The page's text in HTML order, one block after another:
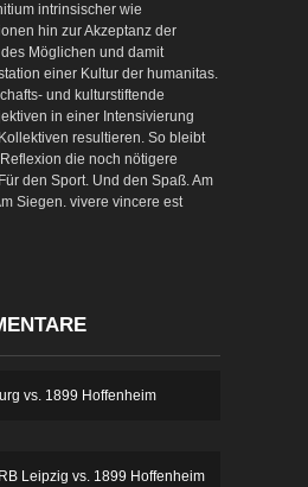
intrinsischer wie
hin zur Akzeptanz der
Möglichen und damit
einer Kultur der humanitas.
und kulturstiftende
in einer Intensivierung
resultieren. So bleibt
die noch nötigere
den Sport. Und den Spaß. Am
Siegen. vivere vincere est
vs. 1899 Hoffenheim
RB Leipzig vs. 1899 Hoffenheim